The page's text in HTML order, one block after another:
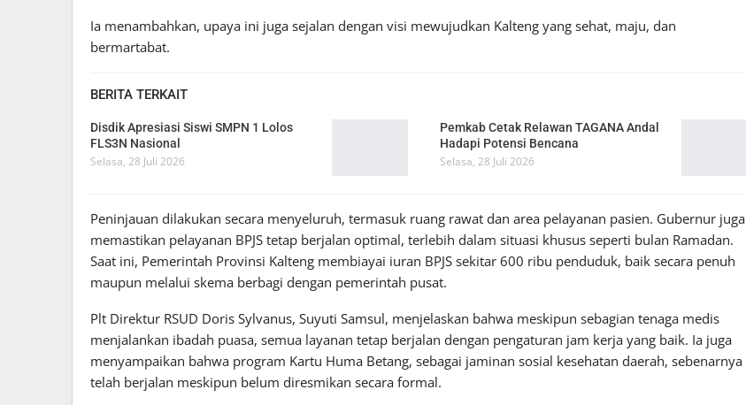
Ia menambahkan, upaya ini juga sejalan dengan visi mewujudkan Kalteng yang sehat, maju, dan
bermartabat.
BERITA TERKAIT
Disdik Apresiasi Siswi SMPN 1 Lolos
FLS3N Nasional
Selasa, 28 Juli 2026
Pemkab Cetak Relawan TAGANA Andal
Hadapi Potensi Bencana
Selasa, 28 Juli 2026
Peninjauan dilakukan secara menyeluruh, termasuk ruang rawat dan area pelayanan pasien. Gubernur juga
memastikan pelayanan BPJS tetap berjalan optimal, terlebih dalam situasi khusus seperti bulan Ramadan.
Saat ini, Pemerintah Provinsi Kalteng membiayai iuran BPJS sekitar 600 ribu penduduk, baik secara penuh
maupun melalui skema berbagi dengan pemerintah pusat.
Plt Direktur RSUD Doris Sylvanus, Suyuti Samsul, menjelaskan bahwa meskipun sebagian tenaga medis
menjalankan ibadah puasa, semua layanan tetap berjalan dengan pengaturan jam kerja yang baik. Ia juga
menyampaikan bahwa program Kartu Huma Betang, sebagai jaminan sosial kesehatan daerah, sebenarnya
telah berjalan meskipun belum diresmikan secara formal.